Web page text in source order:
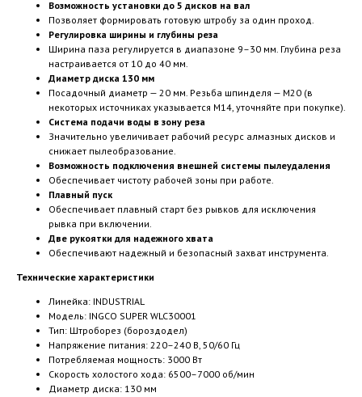
Возможность установки до 5 дисков на вал
Позволяет формировать готовую штробу за один проход.
Регулировка ширины и глубины реза
Ширина паза регулируется в диапазоне 9–30 мм. Глубина реза
настраивается от 10 до 40 мм.
Диаметр диска 130 мм
Посадочный диаметр — 20 мм. Резьба шпинделя — M20 (в
некоторых источниках указывается M14, уточняйте при покупке).
Система подачи воды в зону реза
Значительно увеличивает рабочий ресурс алмазных дисков и
снижает пылеобразование.
Возможность подключения внешней системы пылеудаления
Обеспечивает чистоту рабочей зоны при работе.
Плавный пуск
Обеспечивает плавный старт без рывков для исключения
рывка при включении.
Две рукоятки для надежного хвата
Обеспечивают надежный и безопасный захват инструмента.
Технические характеристики
Линейка: INDUSTRIAL
Модель: INGCO SUPER WLC30001
Тип: Штроборез (бороздодел)
Напряжение питания: 220–240 В, 50/60 Гц
Потребляемая мощность: 3000 Вт
Скорость холостого хода: 6500–7000 об/мин
Диаметр диска: 130 мм